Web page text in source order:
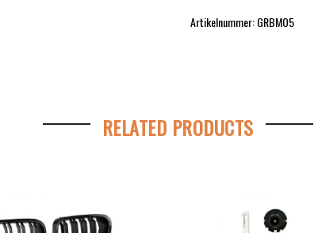
Artikelnummer: GRBMO5
RELATED PRODUCTS